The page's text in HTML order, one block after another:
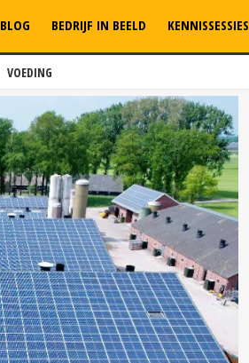
VOEDING
BLOG BEDRIJF IN BEELD KENNISSESSIES